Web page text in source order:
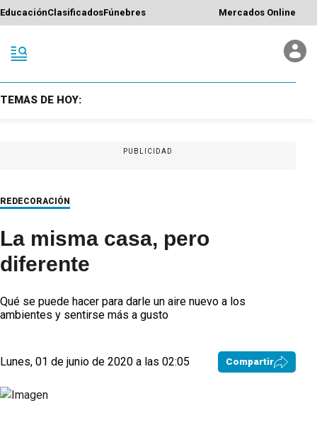
EducaciónClasificadosFúnebres Mercados Online
TEMAS DE HOY:
PUBLICIDAD
REDECORACIÓN
La misma casa, pero
diferente
Qué se puede hacer para darle un aire nuevo a los
ambientes y sentirse más a gusto
Lunes, 01 de junio de 2020 a las 02:05 Compartir